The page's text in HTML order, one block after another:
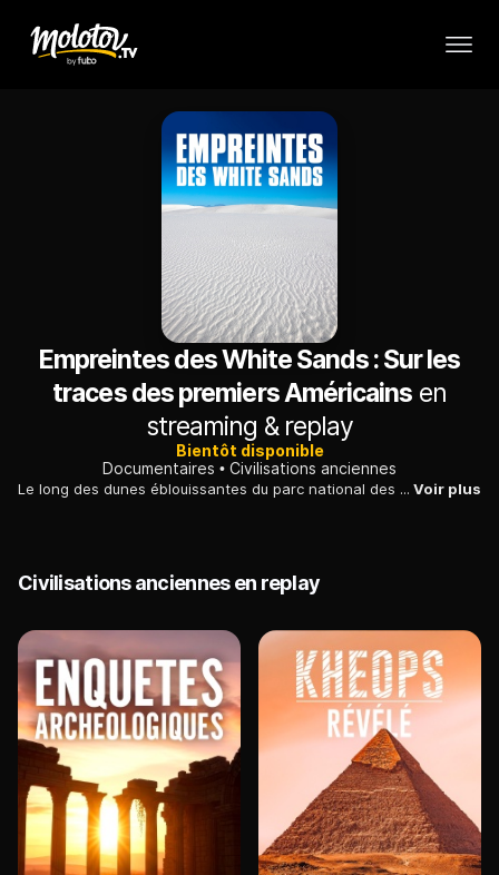
Empreintes des White Sands : Sur les
traces des premiers Américains en
streaming & replay
Bientôt disponible
Documentaires
Civilisations anciennes
Le long des dunes éblouissantes du parc national des White Sands, des traces de vie préhistoriques bouleversent la compréhension du peuplement de l'Amérique. Voir plus
Civilisations anciennes en replay